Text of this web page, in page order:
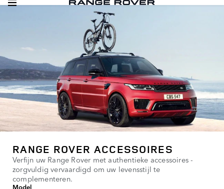
RANGE ROVER ACCESSOIRES
Verfijn uw Range Rover met authentieke accessoires -
zorgvuldig vervaardigd om uw levensstijl te
complementeren.
Model